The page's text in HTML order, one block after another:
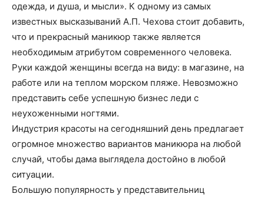
нем
одежда, и душа, и мысли». К одному из самых
известных высказываний А.П. Чехова стоит добавить,
что и прекрасный маникюр также является
необходимым атрибутом современного человека.
Руки каждой женщины всегда на виду: в магазине, на
работе или на теплом морском пляже. Невозможно
представить себе успешную бизнес леди с
неухоженными ногтями.
Индустрия красоты на сегодняшний день предлагает
огромное множество вариантов маникюра на любой
случай, чтобы дама выглядела достойно в любой
ситуации.
Большую популярность у представительниц